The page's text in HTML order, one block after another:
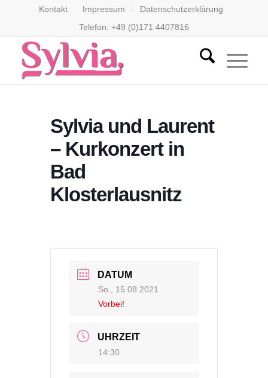
Kontakt Impressum
Datenschutzerklärung
Telefon: +49 (0)171 4407816
Sylvia und Laurent
– Kurkonzert in
Bad
Klosterlausnitz
DATUM
So., 15 08 2021
Vorbei!
UHRZEIT
14:30